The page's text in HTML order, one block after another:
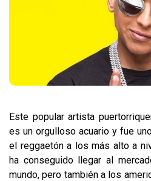
Este popular artista
es un orgulloso acuario y fue
el reggaetón a los más alto a
ha conseguido llegar al
mundo, pero también a los